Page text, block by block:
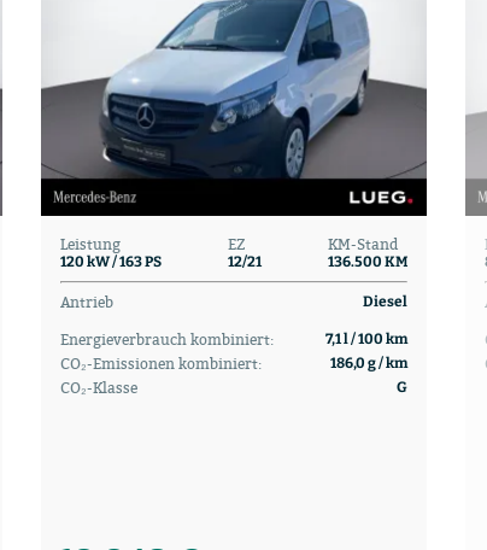
Leistung
120 kW / 163 PS
EZ
12/21
KM-Stand
136.500 KM
Antrieb Diesel
Energieverbrauch kombiniert: 7,1 l / 100 km
CO₂-Emissionen kombiniert: 186,0 g / km
CO₂-Klasse G